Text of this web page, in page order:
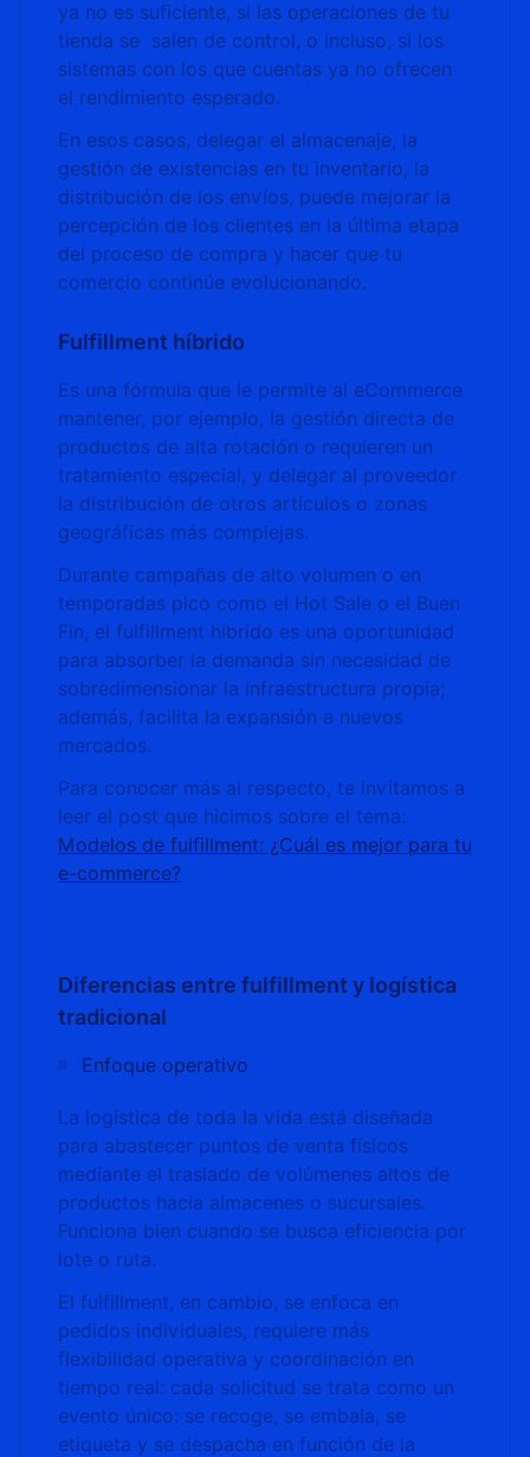
ya no es suficiente, si las operaciones de tu
tienda se salen de control, o incluso, si los
sistemas con los que cuentas ya no ofrecen
el rendimiento esperado.
En esos casos, delegar el almacenaje, la
gestión de existencias en tu inventario, la
distribución de los envíos, puede mejorar la
percepción de los clientes en la última etapa
del proceso de compra y hacer que tu
comercio continúe evolucionando.
Fulfillment híbrido
Es una fórmula que le permite al eCommerce
mantener, por ejemplo, la gestión directa de
productos de alta rotación o requieren un
tratamiento especial, y delegar al proveedor
la distribución de otros artículos o zonas
geográficas más complejas.
Durante campañas de alto volumen o en
temporadas pico como el Hot Sale o el Buen
Fin, el fulfillment híbrido es una oportunidad
para absorber la demanda sin necesidad de
sobredimensionar la infraestructura propia;
además, facilita la expansión a nuevos
mercados.
Para conocer más al respecto, te invitamos a
leer el post que hicimos sobre el tema:
Modelos de fulfillment: ¿Cuál es mejor para tu
e-commerce?
Diferencias entre fulfillment y logística
tradicional
Enfoque operativo
La logística de toda la vida está diseñada
para abastecer puntos de venta físicos
mediante el traslado de volúmenes altos de
productos hacia almacenes o sucursales.
Funciona bien cuando se busca eficiencia por
lote o ruta.
El fulfillment, en cambio, se enfoca en
pedidos individuales, requiere más
flexibilidad operativa y coordinación en
tiempo real: cada solicitud se trata como un
evento único: se recoge, se embala, se
etiqueta y se despacha en función de la